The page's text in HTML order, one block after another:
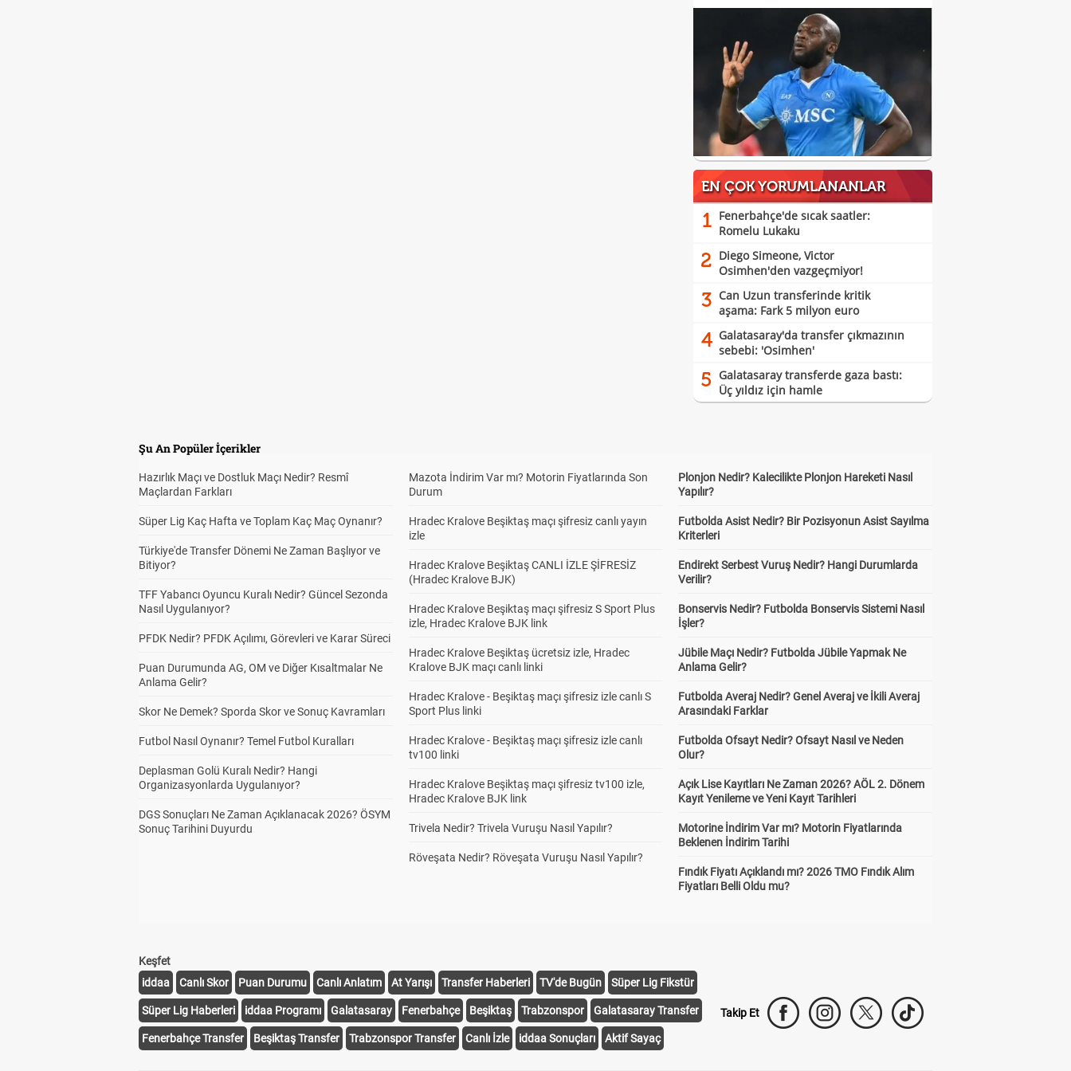
EN ÇOK YORUMLANANLAR
1
Fenerbahçe'de sıcak saatler:
Romelu Lukaku
2 Diego Simeone, Victor
Osimhen'den vazgeçmiyor!
3 Can Uzun transferinde kritik
aşama: Fark 5 milyon euro
4 Galatasaray'da transfer çıkmazının
sebebi: 'Osimhen'
5 Galatasaray transferde gaza bastı:
Üç yıldız için hamle
Şu An Popüler İçerikler
Hazırlık Maçı ve Dostluk Maçı Nedir? Resmî
Maçlardan Farkları
Süper Lig Kaç Hafta ve Toplam Kaç Maç Oynanır?
Türkiye'de Transfer Dönemi Ne Zaman Başlıyor ve
Bitiyor?
TFF Yabancı Oyuncu Kuralı Nedir? Güncel Sezonda
Nasıl Uygulanıyor?
PFDK Nedir? PFDK Açılımı, Görevleri ve Karar Süreci
Puan Durumunda AG, OM ve Diğer Kısaltmalar Ne
Anlama Gelir?
Skor Ne Demek? Sporda Skor ve Sonuç Kavramları
Futbol Nasıl Oynanır? Temel Futbol Kuralları
Deplasman Golü Kuralı Nedir? Hangi
Organizasyonlarda Uygulanıyor?
DGS Sonuçları Ne Zaman Açıklanacak 2026? ÖSYM
Sonuç Tarihini Duyurdu
Mazota İndirim Var mı? Motorin Fiyatlarında Son
Durum
Hradec Kralove Beşiktaş maçı şifresiz canlı yayın
izle
Hradec Kralove Beşiktaş CANLI İZLE ŞİFRESİZ
(Hradec Kralove BJK)
Hradec Kralove Beşiktaş maçı şifresiz S Sport Plus
izle, Hradec Kralove BJK link
Hradec Kralove Beşiktaş ücretsiz izle, Hradec
Kralove BJK maçı canlı linki
Hradec Kralove - Beşiktaş maçı şifresiz izle canlı S
Sport Plus linki
Hradec Kralove - Beşiktaş maçı şifresiz izle canlı
tv100 linki
Hradec Kralove Beşiktaş maçı şifresiz tv100 izle,
Hradec Kralove BJK link
Trivela Nedir? Trivela Vuruşu Nasıl Yapılır?
Röveşata Nedir? Röveşata Vuruşu Nasıl Yapılır?
Plonjon Nedir? Kalecilikte Plonjon Hareketi Nasıl
Yapılır?
Futbolda Asist Nedir? Bir Pozisyonun Asist Sayılma
Kriterleri
Endirekt Serbest Vuruş Nedir? Hangi Durumlarda
Verilir?
Bonservis Nedir? Futbolda Bonservis Sistemi Nasıl
İşler?
Jübile Maçı Nedir? Futbolda Jübile Yapmak Ne
Anlama Gelir?
Futbolda Averaj Nedir? Genel Averaj ve İkili Averaj
Arasındaki Farklar
Futbolda Ofsayt Nedir? Ofsayt Nasıl ve Neden
Olur?
Açık Lise Kayıtları Ne Zaman 2026? AÖL 2. Dönem
Kayıt Yenileme ve Yeni Kayıt Tarihleri
Motorine İndirim Var mı? Motorin Fiyatlarında
Beklenen İndirim Tarihi
Fındık Fiyatı Açıklandı mı? 2026 TMO Fındık Alım
Fiyatları Belli Oldu mu?
Keşfet
iddaa
Canlı Skor Puan Durumu Canlı Anlatım At Yarışı Transfer Haberleri TV'de Bugün Süper Lig Fikstür
Süper Lig Haberleri iddaa Programı Galatasaray Fenerbahçe Beşiktaş Trabzonspor Galatasaray Transfer
Fenerbahçe Transfer Beşiktaş Transfer Trabzonspor Transfer Canlı İzle iddaa Sonuçları Aktif Sayaç
Takip Et